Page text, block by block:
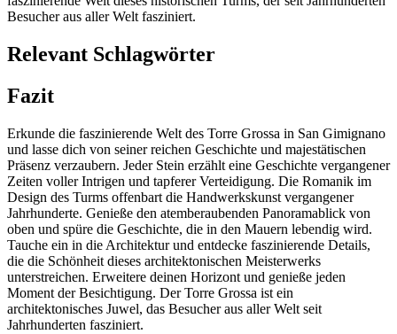
Besucher aus aller Welt fasziniert.
Relevant Schlagwörter
Fazit
Erkunde die faszinierende Welt des Torre Grossa in San Gimignano
und lasse dich von seiner reichen Geschichte und majestätischen
Präsenz verzaubern. Jeder Stein erzählt eine Geschichte vergangener
Zeiten voller Intrigen und tapferer Verteidigung. Die Romanik im
Design des Turms offenbart die Handwerkskunst vergangener
Jahrhunderte. Genieße den atemberaubenden Panoramablick von
oben und spüre die Geschichte, die in den Mauern lebendig wird.
Tauche ein in die Architektur und entdecke faszinierende Details,
die die Schönheit dieses architektonischen Meisterwerks
unterstreichen. Erweitere deinen Horizont und genieße jeden
Moment der Besichtigung. Der Torre Grossa ist ein
architektonisches Juwel, das Besucher aus aller Welt seit
Jahrhunderten fasziniert.